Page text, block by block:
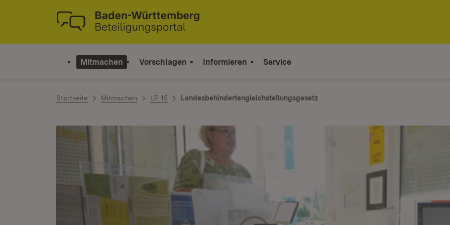
Zum Inhalt springen
Link zur Startseite
Mitmachen Vorschlagen Informieren Service
Startseite Mitmachen LP 15 Landesbehindertengleichstellungsgesetz